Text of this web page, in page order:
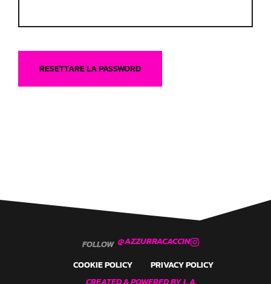
RESETTARE LA PASSWORD
FOLLOW @AZZURRACACCIN
COOKIE POLICY
PRIVACY POLICY